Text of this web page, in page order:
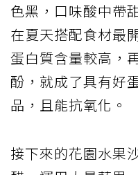
色黑，口味酸中帶
在夏天搭配食材最
蛋白質含量較高，
酚，就成了具有好
品，且能抗氧化。
接下來的花園水果